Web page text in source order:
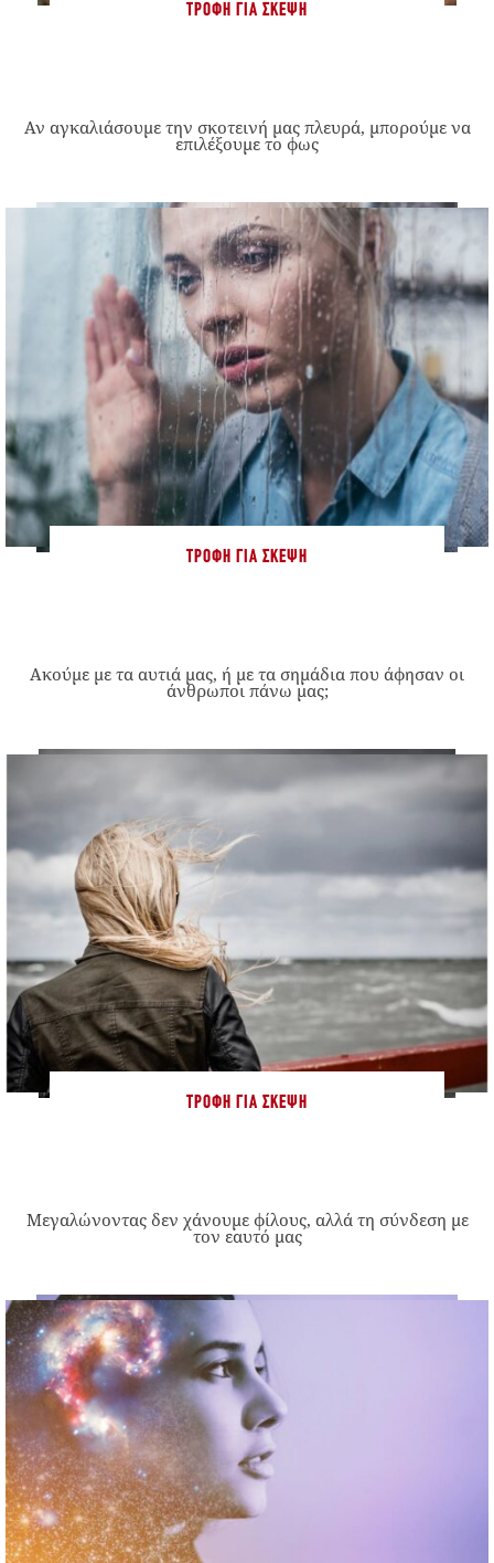
ΤΡΟΦΉ ΓΙΑ ΣΚΈΨΗ
Αν αγκαλιάσουμε την σκοτεινή μας πλευρά, μπορούμε να
επιλέξουμε το φως
ΤΡΟΦΉ ΓΙΑ ΣΚΈΨΗ
Ακούμε με τα αυτιά μας, ή με τα σημάδια που άφησαν οι
άνθρωποι πάνω μας;
ΤΡΟΦΉ ΓΙΑ ΣΚΈΨΗ
Μεγαλώνοντας δεν χάνουμε φίλους, αλλά τη σύνδεση με
τον εαυτό μας